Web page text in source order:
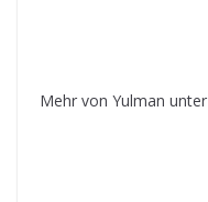
Mehr von Yulman unter